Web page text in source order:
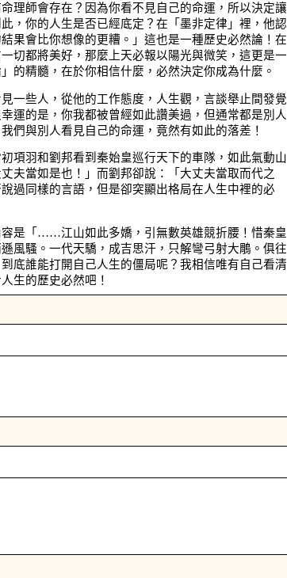
理師會存在？因為你看不見自己的命運，所以決定讓
，你的人生是否已經底定？在「墨非定律」裡，他認
果會比你想像的更糟。」這也是一種歷史必然論！在
切都將美好，那麼上天必報以陽光與微笑，這更是一
的精髓，在於你相信什麼，必然決定你成為什麼。
一些人，從他的工作態度，人生觀，言談舉止間發覺
運的是，你我都被曾經如此讚美過，但通常都是別人
們與別人看見自己的命運，竟然有如此的落差！
項羽和劉邦看到秦始皇巡行天下的車隊，如此氣動山
夫當如是也！」而劉邦卻說：「大丈夫當取而代之
過同樣的言語，但是卻突顯出格局在人生中裡的必
是「……江山如此多嬌，引無數英雄競折腰！惜秦皇
風騷。一代天驕，成吉思汗，只解彎弓射大鵰。俱往
底誰能打開自己人生的僵局呢？我相信唯有自己看清
生的歷史必然吧！